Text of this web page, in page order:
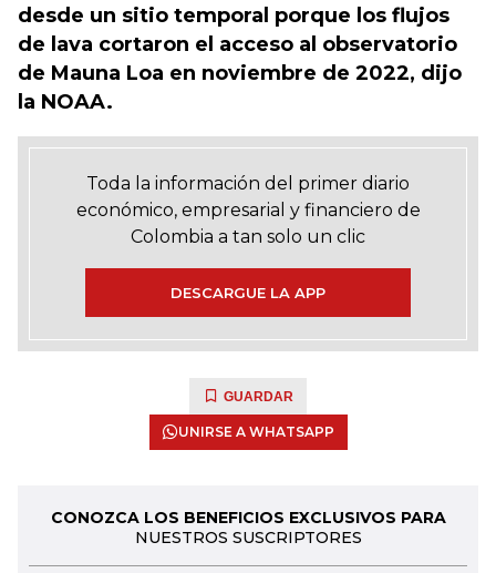
desde un sitio temporal porque los flujos
de lava cortaron el acceso al observatorio
de Mauna Loa en noviembre de 2022, dijo
la NOAA.
Toda la información del primer diario
económico, empresarial y financiero de
Colombia a tan solo un clic
DESCARGUE LA APP
GUARDAR
UNIRSE A WHATSAPP
CONOZCA LOS BENEFICIOS EXCLUSIVOS PARA
NUESTROS SUSCRIPTORES